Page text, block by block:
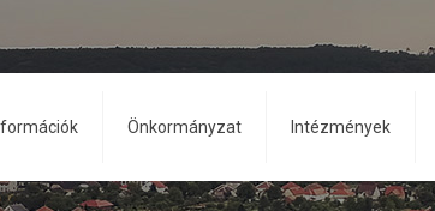
Önkormányzat Intézmények